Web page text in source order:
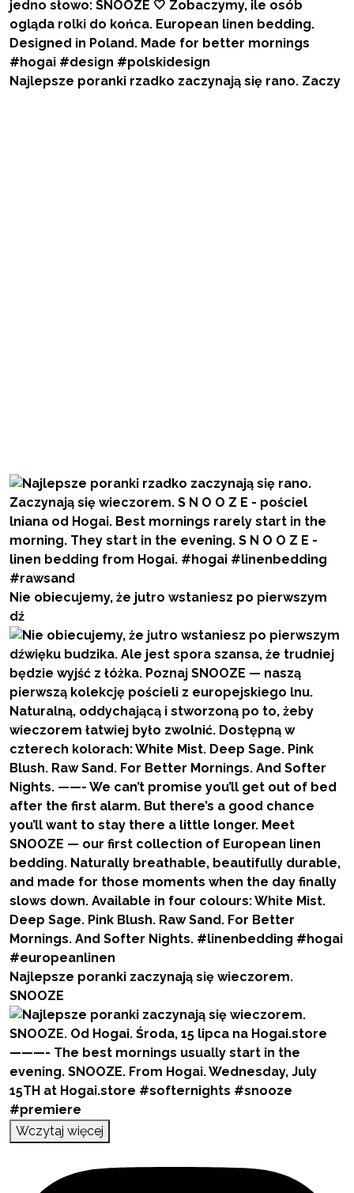
Najlepsze poranki rzadko zaczynają się rano. Zaczy
Nie obiecujemy, że jutro wstaniesz po pierwszym
dź
Najlepsze poranki zaczynają się wieczorem.
SNOOZE
Wczytaj więcej